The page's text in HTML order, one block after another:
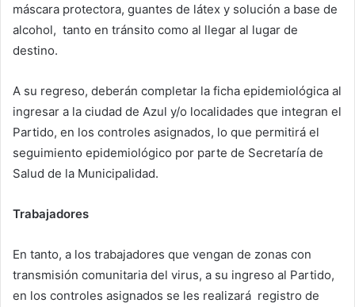
máscara protectora, guantes de látex y solución a base de
alcohol, tanto en tránsito como al llegar al lugar de
destino.
A su regreso, deberán completar la ficha epidemiológica al
ingresar a la ciudad de Azul y/o localidades que integran el
Partido, en los controles asignados, lo que permitirá el
seguimiento epidemiológico por parte de Secretaría de
Salud de la Municipalidad.
Trabajadores
En tanto, a los trabajadores que vengan de zonas con
transmisión comunitaria del virus, a su ingreso al Partido,
en los controles asignados se les realizará registro de